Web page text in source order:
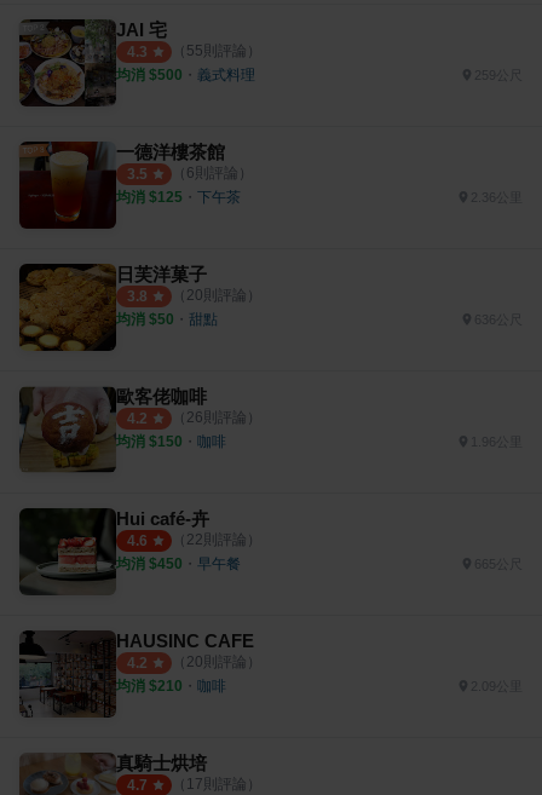
JAI 宅
4.3 （ 55則評論）
均消 $500 ・ 義式料理 259公尺
一德洋樓茶館
3.5 （ 6則評論）
均消 $125 ・ 下午茶
日芙洋菓子
3.8 （ 20則評論）
均消 $50 ・ 甜點
歐客佬咖啡
4.2 （ 26則評論）
均消 $150 ・ 咖啡
Hui café-卉
4.6 （ 22則評論）
均消 $450 ・ 早午餐 665公尺
HAUSINC CAFE
4.2 （ 20則評論）
均消 $210 ・ 咖啡
真騎士烘培
4.7 （ 17則評論）